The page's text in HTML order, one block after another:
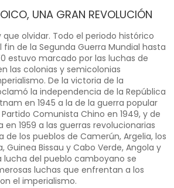
UNA GRAN REVOLUCIÓN
olvidar. Todo el periodo histórico
de la Segunda Guerra Mundial hasta
estuvo marcado por las luchas de
las colonias y semicolonias
De la victoria de la
la independencia de la República
en 1945 a la de la guerra popular
Comunista Chino en 1949, y de
1959 a las guerras revolucionarias
de los pueblos de Camerún, Argelia, los
Guinea Bissau y Cabo Verde, Angola y
lucha del pueblo camboyano se
luchas que enfrentan a los
el imperialismo.